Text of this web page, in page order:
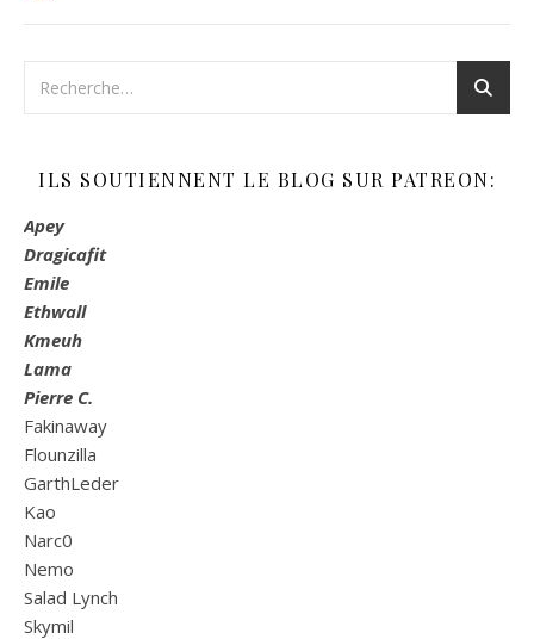
ILS SOUTIENNENT LE BLOG SUR PATREON:
Apey
Dragicafit
Emile
Ethwall
Kmeuh
Lama
Pierre C.
Fakinaway
Flounzilla
GarthLeder
Kao
Narc0
Nemo
Salad Lynch
Skymil